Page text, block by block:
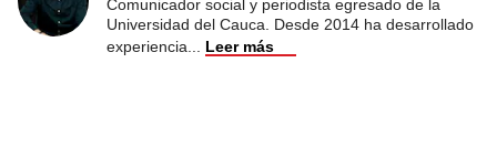
Comunicador social y periodista egresado de la
Universidad del Cauca. Desde 2014 ha desarrollado
experiencia
Leer más